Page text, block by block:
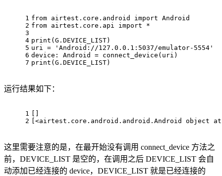
1
2
3
4
5
6
7
from airtest.core.android import Android
from airtest.core.api import *
print (G.DEVICE_LIST)
uri =
'Android://127.0.0.1:5037/emulator-5554'
device: Android = connect_device(uri)
print (G.DEVICE_LIST)
运行结果如下：
1
2
[<airtest.core.android.android.Android object at
这里需要注意的是，在最开始没有调用 connect_device 方法之
前，DEVICE_LIST 是空的，在调用之后 DEVICE_LIST 会自
动添加已经连接的 device，DEVICE_LIST 就是已经连接的